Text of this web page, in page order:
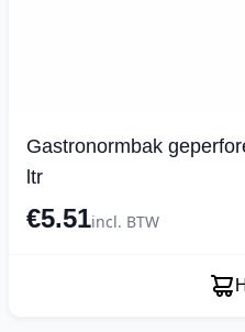
Gastronormbak
ltr
€5.51incl. BTW